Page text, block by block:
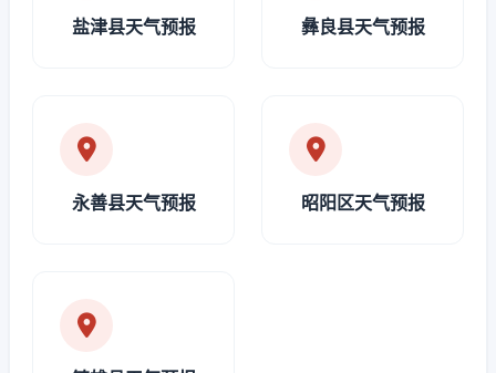
盐津县天气预报 彝良县天气预报
永善县天气预报 昭阳区天气预报